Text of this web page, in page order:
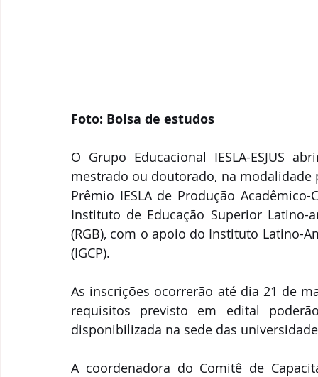
Foto: Bolsa de estudos
O Grupo Educacional IESLA-ESJUS
mestrado ou doutorado, na
Prêmio IESLA de Produção
Instituto de Educação Superior Latino-
(RGB), com o apoio do Instituto Latino-
(IGCP).
As inscrições ocorrerão até dia 21 de
requisitos previsto em edital
disponibilizada na sede das
A coordenadora do Comitê de